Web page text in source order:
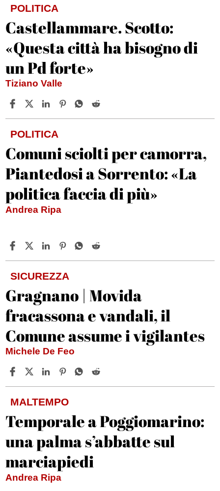
POLITICA
Castellammare. Scotto:
«Questa città ha bisogno di
un Pd forte»
Tiziano Valle
POLITICA
Comuni sciolti per camorra,
Piantedosi a Sorrento: «La
politica faccia di più»
Andrea Ripa
SICUREZZA
Gragnano | Movida
fracassona e vandali, il
Comune assume i vigilantes
Michele De Feo
MALTEMPO
Temporale a Poggiomarino:
una palma s’abbatte sul
marciapiedi
Andrea Ripa